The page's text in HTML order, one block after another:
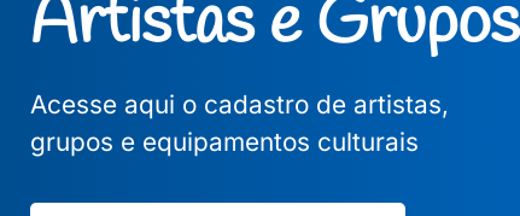
Artistas e Grupos
Acesse aqui o cadastro de artistas,
grupos e equipamentos culturais